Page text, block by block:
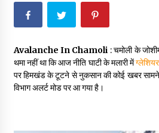
May 18, 2022
Thought Of The Day
May 17, 2022
Avalanche In Chamoli : चमोली के
थमा नहीं था कि आज नीति घाटी के मलारी मेंग्लेशियर
पर हिमखंड के टूटने से नुकसान की कोई खबर
विभाग अलर्ट मोड पर आ गया है।